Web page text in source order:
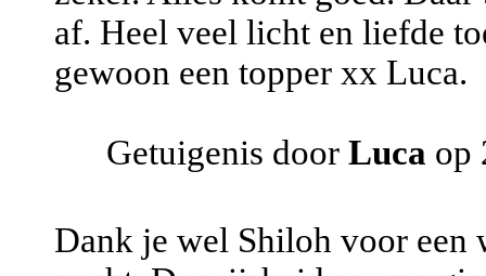
af. Heel veel licht en liefde
gewoon een topper xx Luca.
Getuigenis door Luca op
Dank je wel Shiloh voor een